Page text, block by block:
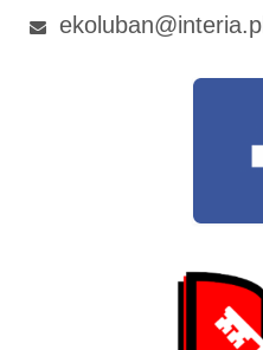
ekoluban@interia.pl